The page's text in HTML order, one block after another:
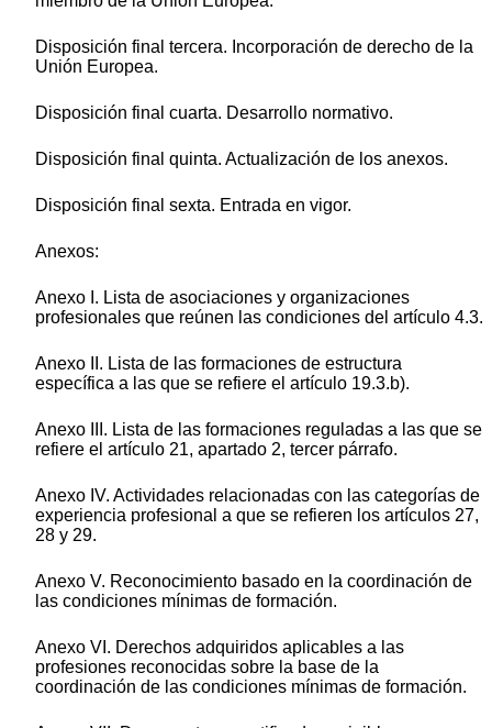
Disposición final tercera. Incorporación de derecho de la
Unión Europea.
Disposición final cuarta. Desarrollo normativo.
Disposición final quinta. Actualización de los anexos.
Disposición final sexta. Entrada en vigor.
Anexos:
Anexo I. Lista de asociaciones y organizaciones
profesionales que reúnen las condiciones del artículo 4.3.
Anexo II. Lista de las formaciones de estructura
específica a las que se refiere el artículo 19.3.b).
Anexo III. Lista de las formaciones reguladas a las que se
refiere el artículo 21, apartado 2, tercer párrafo.
Anexo IV. Actividades relacionadas con las categorías de
experiencia profesional a que se refieren los artículos 27,
28 y 29.
Anexo V. Reconocimiento basado en la coordinación de
las condiciones mínimas de formación.
Anexo VI. Derechos adquiridos aplicables a las
profesiones reconocidas sobre la base de la
coordinación de las condiciones mínimas de formación.